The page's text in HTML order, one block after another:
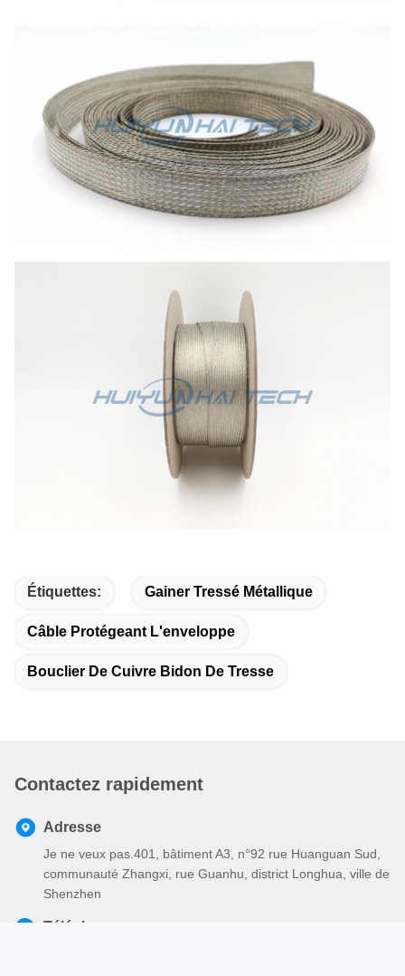
Étiquettes: Gainer Tressé Métallique
Câble Protégeant L'enveloppe
Bouclier De Cuivre Bidon De Tresse
Contactez rapidement
Adresse
Je ne veux pas.401, bâtiment A3, n°92 rue Huanguan Sud,
communauté Zhangxi, rue Guanhu, district Longhua, ville de
Shenzhen
Téléphone